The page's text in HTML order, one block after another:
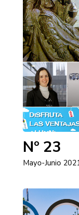
Nº 23
Mayo-Junio